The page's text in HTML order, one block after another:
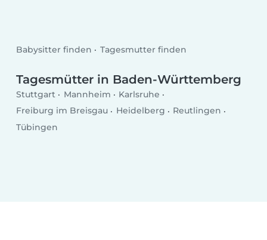
Babysitter finden Tagesmutter finden
Tagesmütter in Baden-Württemberg
Stuttgart Mannheim
Karlsruhe
Freiburg im Breisgau
Heidelberg
Reutlingen
Tübingen